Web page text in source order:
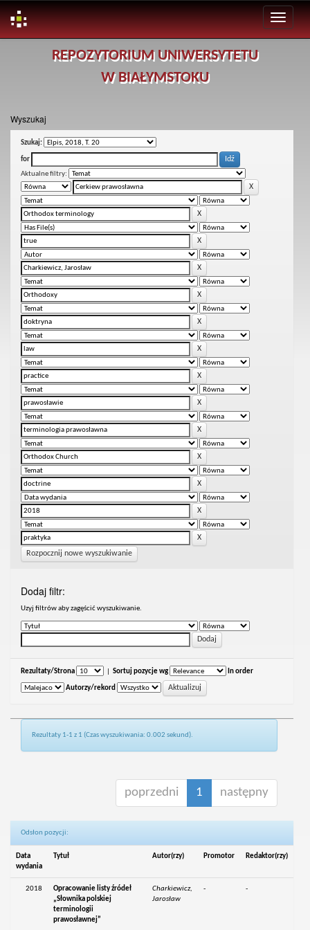
REPOZYTORIUM UNIWERSYTETU
W BIAŁYMSTOKU
Wyszukaj
Szukaj:
for
Aktualne filtry:
Rozpocznij nowe wyszukiwanie
Dodaj filtr:
Uzyj filtrów aby zagęścić wyszukiwanie.
Rezultaty/Strona Sortuj pozycje wg In order
Autorzy/rekord
Rezultaty 1-1 z 1 (Czas wyszukiwania: 0.002 sekund).
poprzedni 1 następny
Odsłon pozycji:
Data
wydania
Tytuł Autor(rzy) Promotor Redaktor(rzy)
2018
Opracowanie listy źródeł
„Słownika polskiej
terminologii
prawosławnej”
Charkiewicz,
Jarosław
- -